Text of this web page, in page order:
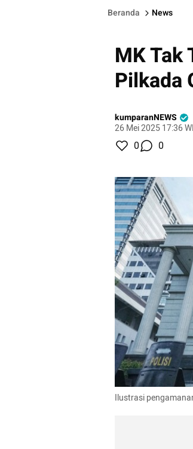
Beranda News
MK Tak
Pilkada
kumparanNEWS
26 Mei 2025 17:36
0 0
Ilustrasi